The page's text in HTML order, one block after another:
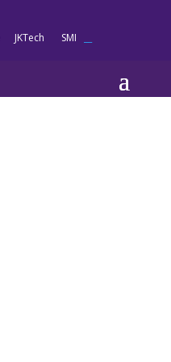
JKTech SMI